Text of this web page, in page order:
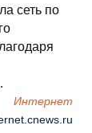
сеть по
Интернет